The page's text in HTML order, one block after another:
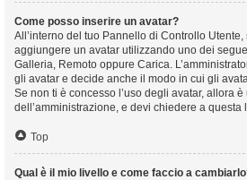
Come posso inserire un avatar?
All’interno del tuo Pannello di Controllo Utente,
aggiungere un avatar utilizzando uno dei
Galleria, Remoto oppure Carica.
gli avatar e decide anche il modo in cui gli
Se non ti è concesso l’uso degli avatar, allora
dell’amministrazione, e devi chiedere a questa
Top
Qual è il mio livello e come faccio a